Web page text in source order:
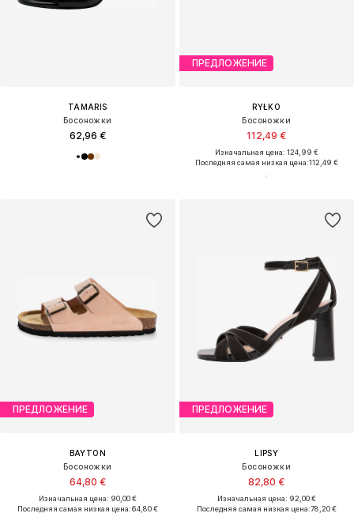
TAMARIS
Босоножки
62,96 €
ПРЕДЛОЖЕНИЕ
RYŁKO
Босоножки
112,49 €
Изначальная цена: 124,99 €
Последняя самая низкая цена:112,49 €
ПРЕДЛОЖЕНИЕ
BAYTON
Босоножки
64,80 €
Изначальная цена: 90,00 €
Последняя самая низкая цена:64,80 €
ПРЕДЛОЖЕНИЕ
LIPSY
Босоножки
82,80 €
Изначальная цена: 92,00 €
Последняя самая низкая цена:78,20 €